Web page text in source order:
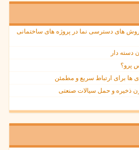
روش های دسترسی نما در پروژه های ساختمانی
دسته دار
پرو؟
ها برای ارتباط سریع و مطمئن
ذخیره و حمل سیالات صنعتی